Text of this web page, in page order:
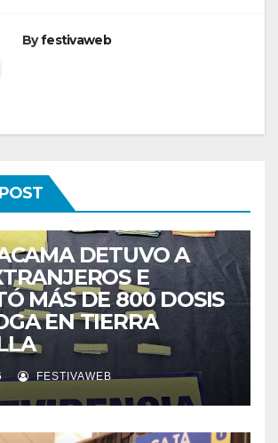
Byfestivaweb
DETUVO A
E
MÁS DE 800 DOSIS
EN TIERRA
FESTIVAWEB